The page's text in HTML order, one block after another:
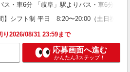
ス・車6分 「岐阜」駅よりバス・車6分
間】シフト制 平日 8:20〜20:00（土日祝
り2026/08/31 23:59まで
応募画面へ進む
かんたん3ステップ！